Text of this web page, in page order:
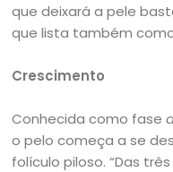
que deixará a pele
que lista também
Crescimento
Conhecida como fase
o pelo começa a se
folículo piloso. “Das